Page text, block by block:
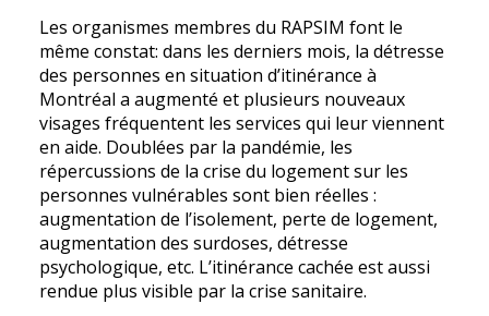
Les organismes membres du RAPSIM font le
même constat: dans les derniers mois, la détresse
des personnes en situation d’itinérance à
Montréal a augmenté et plusieurs nouveaux
visages fréquentent les services qui leur viennent
en aide. Doublées par la pandémie, les
répercussions de la crise du logement sur les
personnes vulnérables sont bien réelles :
augmentation de l’isolement, perte de logement,
augmentation des surdoses, détresse
psychologique, etc. L’itinérance cachée est aussi
rendue plus visible par la crise sanitaire.